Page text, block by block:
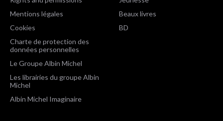
Mentions légales
Cookies
Charte de protection des
données personnelles
Le Groupe Albin Michel
Les librairies du groupe Albin
Michel
Albin Michel Imaginaire
Beaux livres
BD